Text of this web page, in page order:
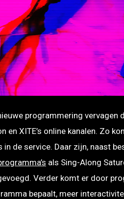
programmering vervagen
en XITE’s online kanalen. Zo
in de service. Daar zijn, naast
als Sing-Along
Verder komt er door
bepaalt, meer